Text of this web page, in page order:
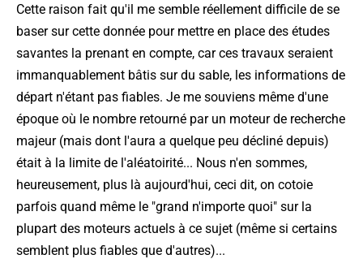
Cette raison fait qu'il me semble réellement difficile de se
baser sur cette donnée pour mettre en place des études
savantes la prenant en compte, car ces travaux seraient
immanquablement bâtis sur du sable, les informations de
départ n'étant pas fiables. Je me souviens même d'une
époque où le nombre retourné par un moteur de recherche
majeur (mais dont l'aura a quelque peu décliné depuis)
était à la limite de l'aléatoirité... Nous n'en sommes,
heureusement, plus là aujourd'hui, ceci dit, on cotoie
parfois quand même le "grand n'importe quoi" sur la
plupart des moteurs actuels à ce sujet (même si certains
semblent plus fiables que d'autres)...